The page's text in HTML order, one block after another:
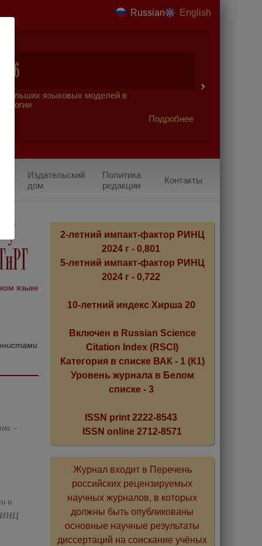
Russian English
больших языковых моделей в
Подробнее
Издательский
дом
Политика
редакции
Контакты
у
языке
–
и
2-летний импакт-фактор РИНЦ
2024 г - 0,801
5-летний импакт-фактор РИНЦ
2024 г - 0,722
10-летний индекс Хирша 20
Включен в Russian Science
Citation Index (RSCI)
Категория в списке ВАК - 1 (К1)
Уровень журнала в Белом
списке - 3
ISSN print 2222-8543
ISSN online 2712-8571
Журнал входит в Перечень
российских рецензируемых
научных журналов, в которых
должны быть опубликованы
основные научные результаты
диссертаций на соискание учёных